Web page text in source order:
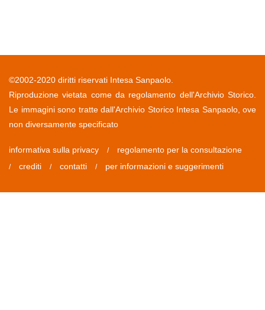
©2002-2020 diritti riservati Intesa Sanpaolo.
Riproduzione vietata come da regolamento dell'Archivio Storico.
Le immagini sono tratte dall'Archivio Storico Intesa Sanpaolo, ove
non diversamente specificato
informativa sulla privacy / regolamento per la consultazione
/ crediti / contatti / per informazioni e suggerimenti